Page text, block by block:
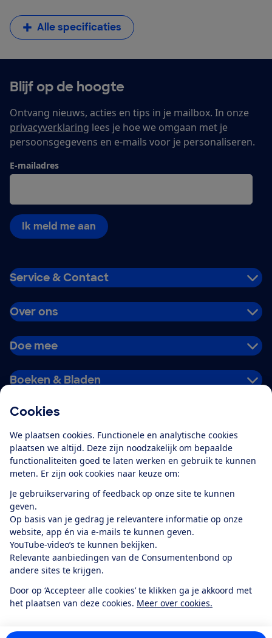
Cookies
We plaatsen cookies. Functionele en analytische cookies
plaatsen we altijd. Deze zijn noodzakelijk om bepaalde
functionaliteiten goed te laten werken en gebruik te kunnen
meten. Er zijn ook cookies naar keuze om:
Je gebruikservaring of feedback op onze site te kunnen
geven.
Op basis van je gedrag je relevantere informatie op onze
website, app én via e-mails te kunnen geven.
YouTube-video’s te kunnen bekijken.
Relevante aanbiedingen van de Consumentenbond op
andere sites te krijgen.
Door op ‘Accepteer alle cookies’ te klikken ga je akkoord met
het plaatsen van deze cookies. Meer over cookies.
Alle specificaties
Blijf op de hoogte
Ontvang nieuws, acties en tips in je mailbox. In onze
privacyverklaring lees je hoe we omgaan met je
persoonsgegevens en e-mails voor je personaliseren.
E-mailadres
Ik meld me aan
Service & Contact
Over ons
Doe mee
Boeken & Bladen
Alles over de
app
Algemene Voorwaarden
Privacyverklaring
Cookiebeleid
Privacyvoorkeuren
Toegankelijkheid
RSS-feed nieuws
Facebook
TwitterInstagram
YoutubeLinkedIn
12.901consumentenbeoordelen de Consumentenbondmet gemiddeld